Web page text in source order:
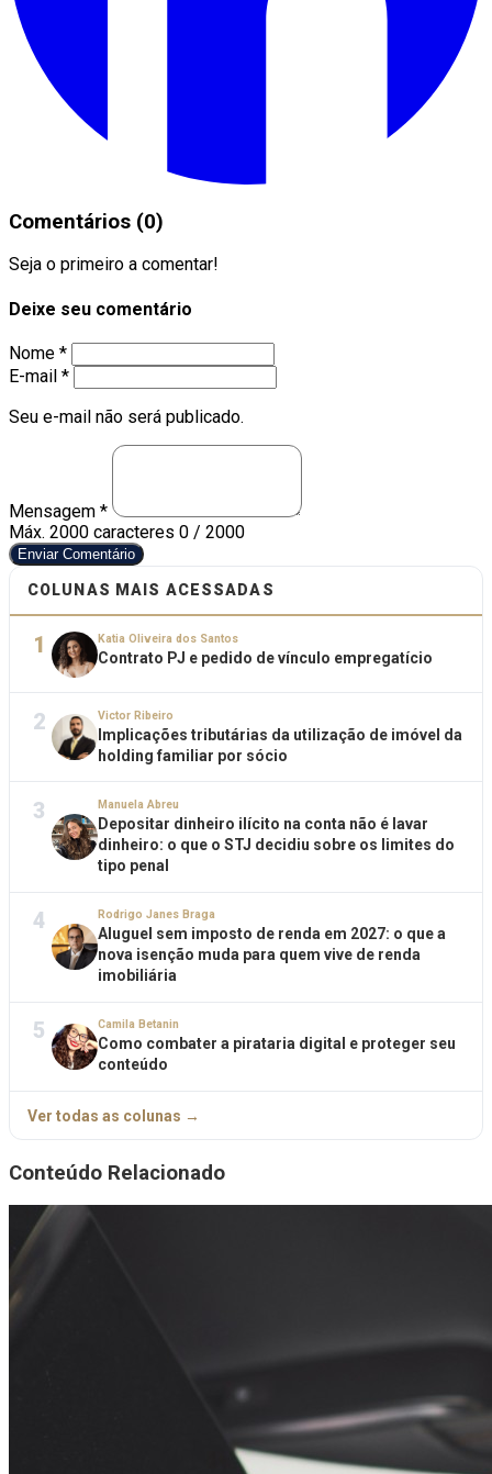
Comentários (0)
Seja o primeiro a comentar!
Deixe seu comentário
Nome *
E-mail *
Seu e-mail não será publicado.
Mensagem *
Máx. 2000 caracteres 0 / 2000
Enviar Comentário
COLUNAS MAIS ACESSADAS
1 Katia Oliveira dos Santos
Contrato PJ e pedido de vínculo empregatício
2 Victor Ribeiro
Implicações tributárias da utilização de imóvel da
holding familiar por sócio
3 Manuela Abreu
Depositar dinheiro ilícito na conta não é lavar
dinheiro: o que o STJ decidiu sobre os limites do
tipo penal
4 Rodrigo Janes Braga
Aluguel sem imposto de renda em 2027: o que a
nova isenção muda para quem vive de renda
imobiliária
5 Camila Betanin
Como combater a pirataria digital e proteger seu
conteúdo
Ver todas as colunas →
Conteúdo Relacionado